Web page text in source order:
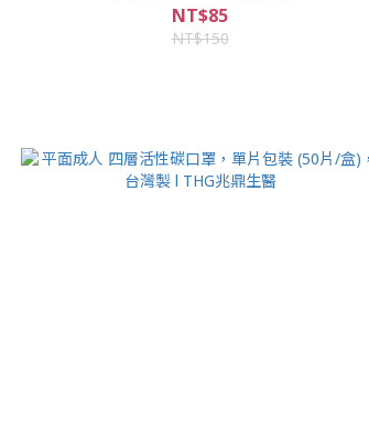
NT$85
NT$150